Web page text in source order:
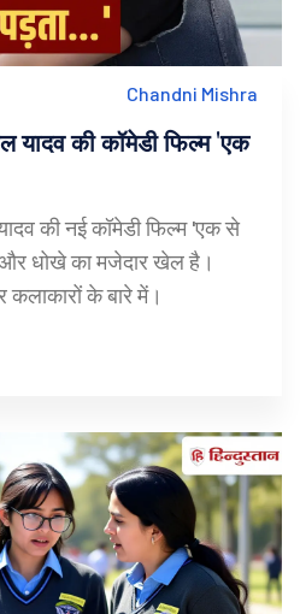
Chandni Mishra
यादव की कॉमेडी फिल्म 'एक
की नई कॉमेडी फिल्म 'एक से
धोखे का मजेदार खेल है।
कलाकारों के बारे में।